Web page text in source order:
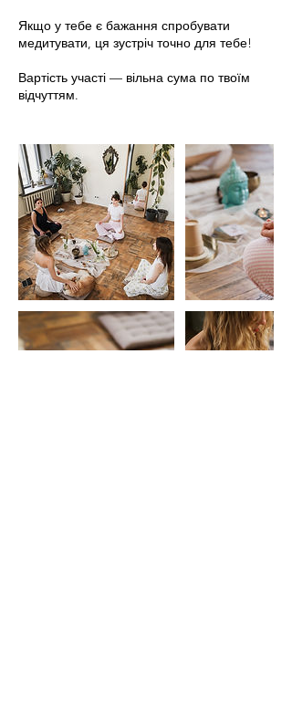
Якщо у тебе є бажання спробувати
медитувати, ця зустріч точно для тебе!
Вартість участі — вільна сума по твоїм
відчуттям.